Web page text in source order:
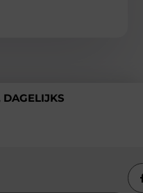
DAGELIJKS